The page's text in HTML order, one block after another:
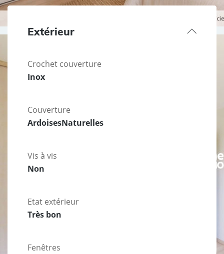
Extérieur
Crochet couverture
Inox
Couverture
ArdoisesNaturelles
Vis à vis
Non
Etat extérieur
Très bon
Fenêtres